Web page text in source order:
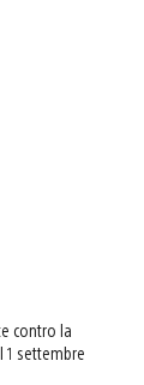
contro la
1 settembre